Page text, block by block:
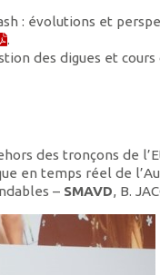
: évolutions et
.
des digues et cours
des tronçons de
en temps réel de
– SMAVD, B.